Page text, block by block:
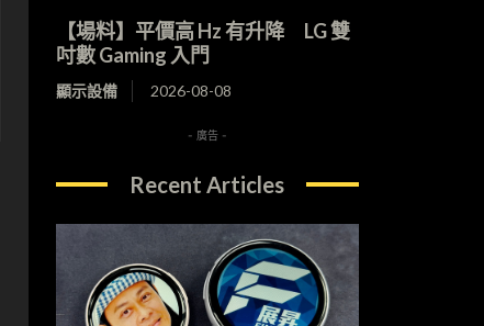
【場料】平價高 Hz 有升降 LG 雙
吋數 Gaming 入門
顯示設備 2026-08-08
- 廣告 -
Recent Articles